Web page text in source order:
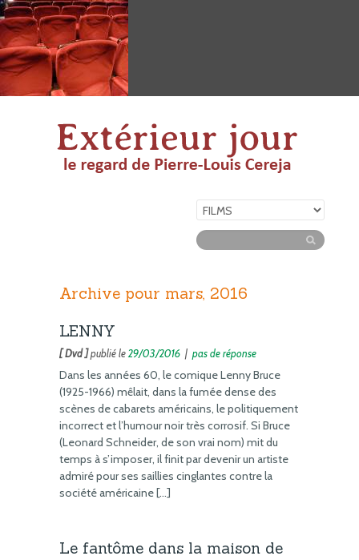
Archive pour mars, 2016
LENNY
[ Dvd ]publié le29/03/2016 | pas de réponse
Dans les années 60, le comique Lenny Bruce
(1925-1966) mêlait, dans la fumée dense des
scènes de cabarets américains, le politiquement
incorrect et l’humour noir très corrosif. Si Bruce
(Leonard Schneider, de son vrai nom) mit du
temps à s’imposer, il finit par devenir un artiste
admiré pour ses saillies cinglantes contre la
société américaine […]
Le fantôme dans la maison de